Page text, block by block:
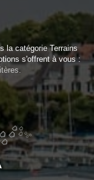
la catégorie Terrains
s'offrent à vous :